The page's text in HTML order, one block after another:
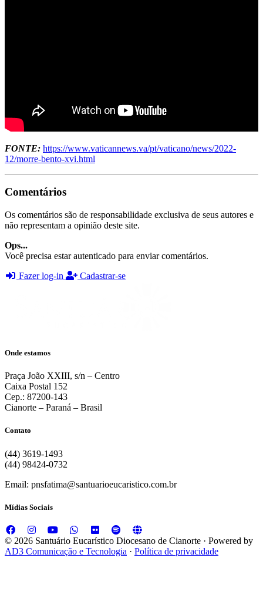
FONTE: https://www.vaticannews.va/pt/vaticano/news/2022-
12/morre-bento-xvi.html
Comentários
Os comentários são de responsabilidade exclusiva de seus autores e
não representam a opinião deste site.
Ops...
Você precisa estar autenticado para enviar comentários.
Fazer log-in
Cadastrar-se
Onde estamos
Praça João XXIII, s/n – Centro
Caixa Postal 152
Cep.: 87200-143
Cianorte – Paraná – Brasil
Contato
(44) 3619-1493
(44) 98424-0732
Email: pnsfatima@santuarioeucaristico.com.br
Mídias Sociais
© 2026 Santuário Eucarístico Diocesano de Cianorte · Powered by
AD3 Comunicação e Tecnologia · Política de privacidade